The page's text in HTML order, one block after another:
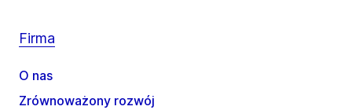
Firma
O nas
Zrównoważony rozwój